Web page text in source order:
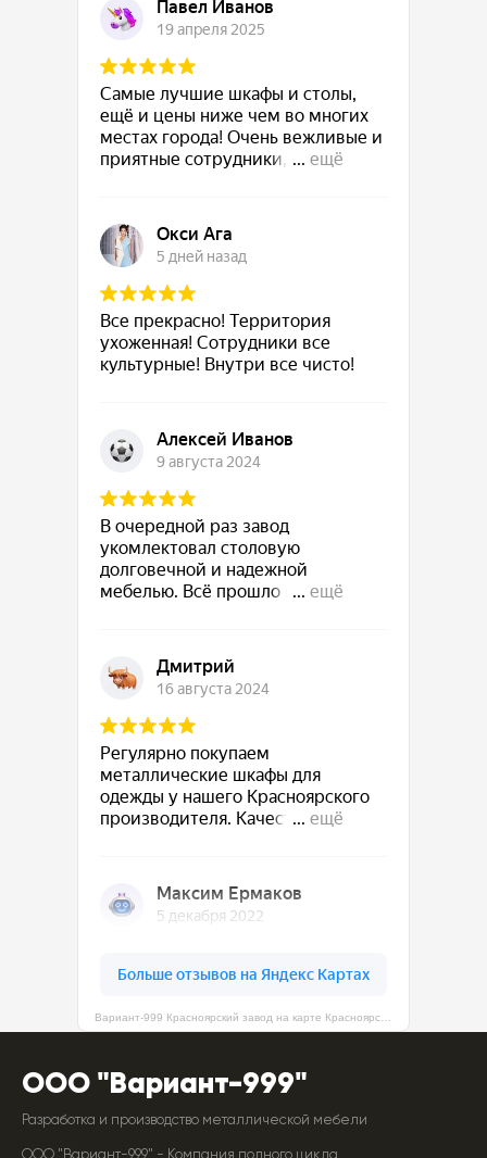
ООО "Вариант-999"
Разработка и производство металлической мебели